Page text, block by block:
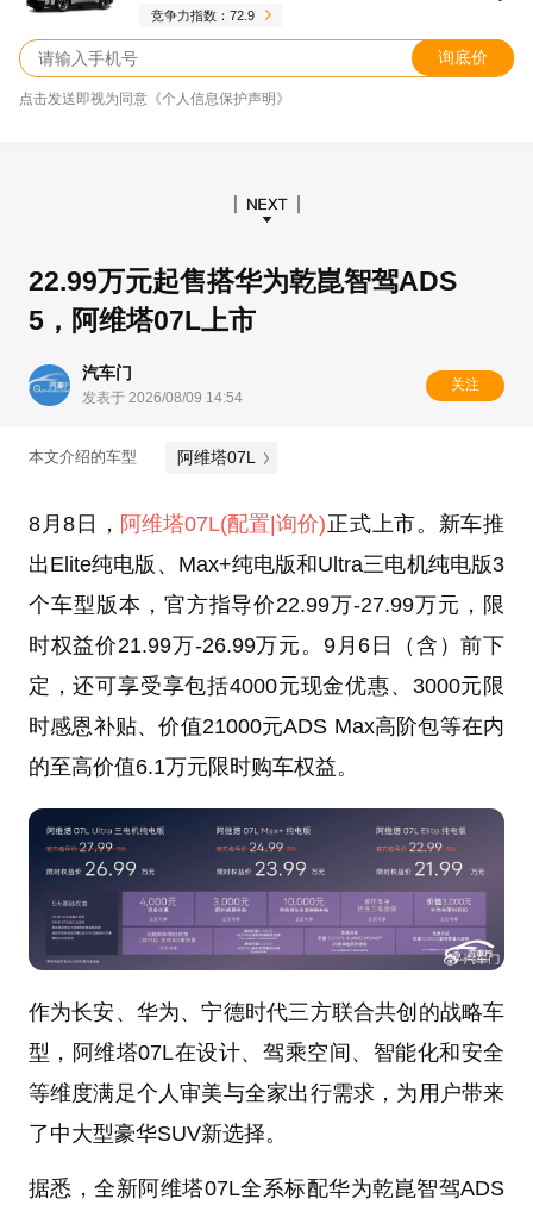
竞争力指数：72.9
询底价
点击发送即视为同意《个人信息保护声明》
22.99万元起售搭华为乾崑智驾ADS
5，阿维塔07L上市
汽车门
发表于 2026/08/09 14:54
关注
本文介绍的车型 阿维塔07L
8月8日， 阿维塔07L(配置|询价)正式上市。新车推
出Elite纯电版、Max+纯电版和Ultra三电机纯电版3
个车型版本，官方指导价22.99万-27.99万元，限
时权益价21.99万-26.99万元。9月6日（含）前下
定，还可享受享包括4000元现金优惠、3000元限
时感恩补贴、价值21000元ADS Max高阶包等在内
的至高价值6.1万元限时购车权益。
作为长安、华为、宁德时代三方联合共创的战略车
型，阿维塔07L在设计、驾乘空间、智能化和安全
等维度满足个人审美与全家出行需求，为用户带来
了中大型豪华SUV新选择。
据悉，全新阿维塔07L全系标配华为乾崑智驾ADS